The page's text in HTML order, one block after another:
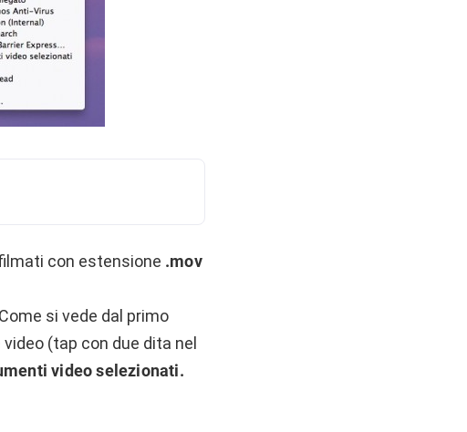
con estensione .mov
si vede dal primo
(tap con due dita nel
video selezionati.